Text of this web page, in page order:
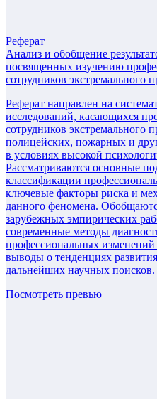
Реферат
Анализ и обобщение
посвященных изучению
сотрудников экстремального
Реферат направлен на
исследований, касающихся
сотрудников экстремального
полицейских, пожарных и
в условиях высокой
Рассматриваются основные
классификации
ключевые факторы риска и
данного феномена.
зарубежных эмпирических
современные методы
профессиональных
выводы о тенденциях
дальнейших научных поисков.
Посмотреть превью